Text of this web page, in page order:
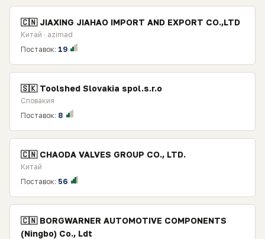
🇨🇳 JIAXING JIAHAO IMPORT AND EXPORT CO.,LTD
Китай · azimad
Поставок: 19
🇸🇰 Toolshed Slovakia spol.s.r.o
Словакия
Поставок: 8
🇨🇳 CHAODA VALVES GROUP CO., LTD.
Китай
Поставок: 56
🇨🇳 BORGWARNER AUTOMOTIVE COMPONENTS
(Ningbo) Co., Ldt